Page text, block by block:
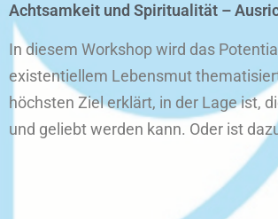
Achtsamkeit und Spiritualität –
In diesem Workshop wird das
existentiellem Lebensmut
höchsten Ziel erklärt, in der Lage ist,
und geliebt werden kann. Oder ist